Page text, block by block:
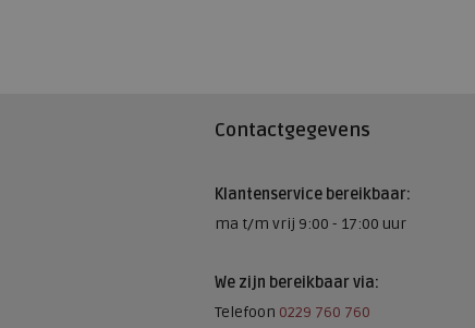
Contactgegevens
Klantenservice bereikbaar:
ma t/m vrij 9:00 - 17:00 uur
We zijn bereikbaar via:
Telefoon 0229 760 760